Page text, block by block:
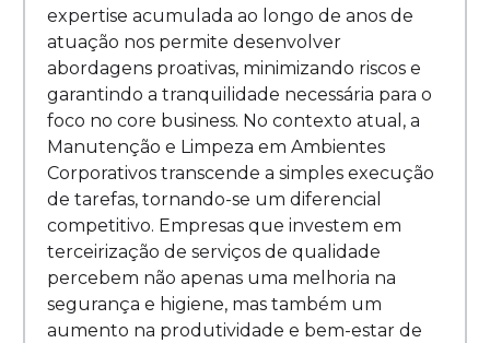
expertise acumulada ao longo de anos de
atuação nos permite desenvolver
abordagens proativas, minimizando riscos e
garantindo a tranquilidade necessária para o
foco no core business. No contexto atual, a
Manutenção e Limpeza em Ambientes
Corporativos transcende a simples execução
de tarefas, tornando-se um diferencial
competitivo. Empresas que investem em
terceirização de serviços de qualidade
percebem não apenas uma melhoria na
segurança e higiene, mas também um
aumento na produtividade e bem-estar de